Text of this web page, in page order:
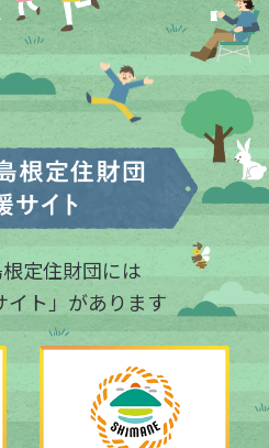
定住財団には
イト」があります